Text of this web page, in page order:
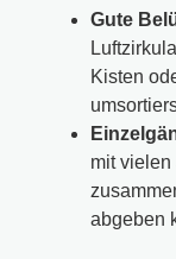
Gute
Kisten
mit vielen
abgeben